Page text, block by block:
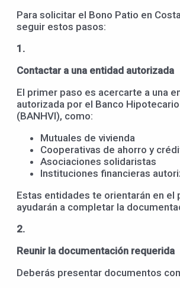
Para solicitar el Bono Patio en
seguir estos pasos:
1.
Contactar a una entidad autorizada
El primer paso es acercarte a una
autorizada por el Banco
(BANHVI), como:
Mutuales de vivienda
Cooperativas de ahorro y
Asociaciones solidaristas
Instituciones financieras
Estas entidades te orientarán en el
ayudarán a completar la
2.
Reunir la documentación requerida
Deberás presentar documentos